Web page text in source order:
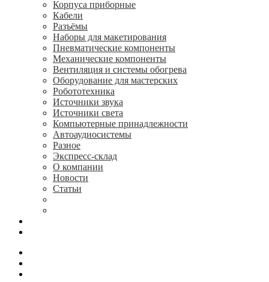
Корпуса приборные
Кабели
Разъёмы
Наборы для макетирования
Пневматические компоненты
Механические компоненты
Вентиляция и системы обогрева
Оборудование для мастерских
Робототехника
Источники звука
Источники света
Компьютерные принадлежности
Автоаудиосистемы
Разное
Экспресс-склад
О компании
Новости
Статьи